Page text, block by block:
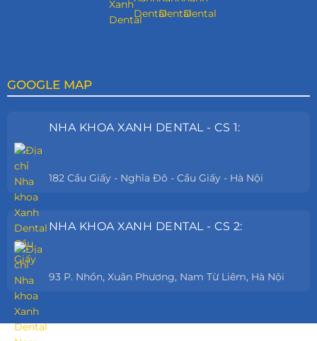
GOOGLE MAP
NHA KHOA XANH DENTAL - CS 1:
182 Cầu Giấy - Nghĩa Đô - Cầu Giấy - Hà Nội
NHA KHOA XANH DENTAL - CS 2:
93 P. Nhổn, Xuân Phương, Nam Từ Liêm, Hà Nội